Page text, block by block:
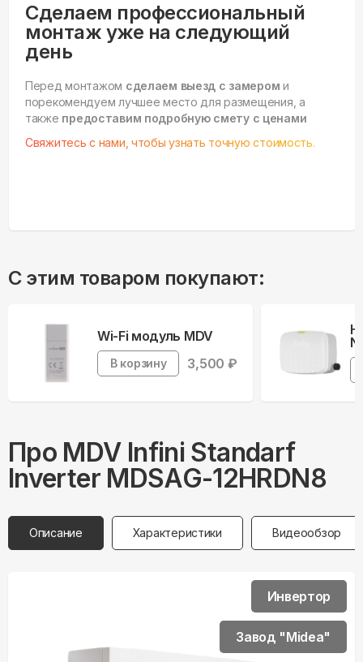
Сделаем профессиональный
монтаж уже на следующий
день
Перед монтажом сделаем выезд с замером и
порекомендуем лучшее место для размещения, а
также предоставим подробную смету с ценами
Свяжитесь с нами, чтобы узнать точную стоимость.
С этим товаром покупают:
Wi-Fi модуль MDV
В корзину 3,500 ₽
Про MDV Infini Standarf
Inverter MDSAG-12HRDN8
Описание Характеристики Видеообзор
Инвертор
Завод "Midea"